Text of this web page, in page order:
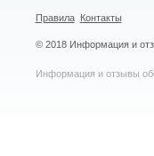
Правила Контакты
© 2018 Информация и
Информация и отзывы